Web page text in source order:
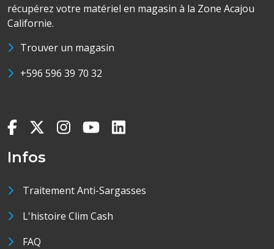
récupérez votre matériel en magasin à la Zone Acajou
Californie.
Trouver un magasin
+596 596 39 70 32
Infos
Traitement Anti-Sargasses
L'histoire Clim Cash
FAQ